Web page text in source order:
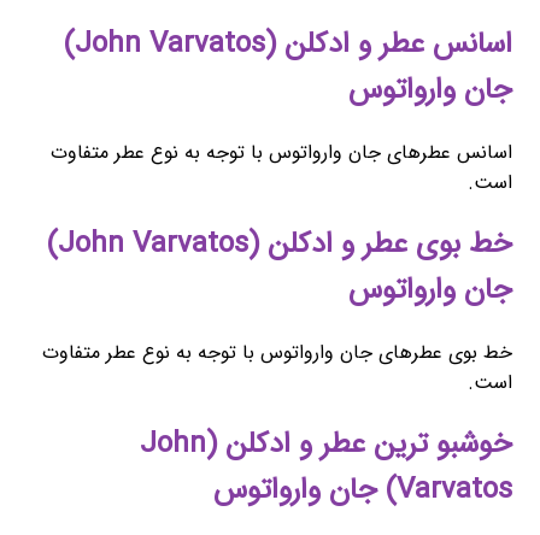
اسانس عطر و ادکلن (John Varvatos)
جان وارواتوس
اسانس عطرهای جان وارواتوس با توجه به نوع عطر متفاوت
است.
خط بوی عطر و ادکلن (John Varvatos)
جان وارواتوس
خط بوی عطرهای جان وارواتوس با توجه به نوع عطر متفاوت
است.
خوشبو ترین عطر و ادکلن (John
Varvatos) جان وارواتوس